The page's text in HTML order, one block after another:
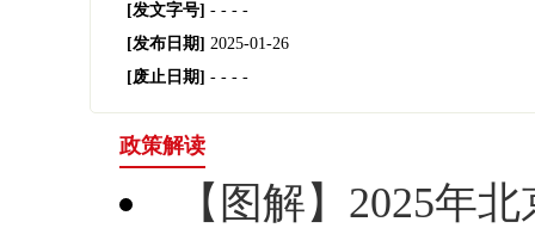
[发文字号] - - - -
[发布日期] 2025-01-26
[废止日期] - - - -
政策解读
【图解】2025年